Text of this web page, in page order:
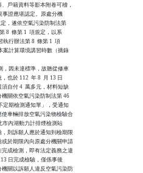
、戶籍資料等影本附卷可稽，
規事證應堪認定。原處分機
定，遂依空氣污染防制法第
8  條第 1  項規定，以系
行辦法第 8  條第 1  項
案計算環境講習時數（摘錄
，因未達標準，故聽從修車
於 112  年 8  月 13 日
自付 4  萬多元，材料短缺
機關依空氣污染防制法第 46
定期檢測通知單」，受通知
使車輛排放空氣污染物檢驗合
北市內湖動力計排煙檢測站
，則訴願人應於通知到檢期限
或於期限內向原處分機關申請
完成檢測，即有法定義務之違
13 日完成檢驗，僅係事後
機關以訴願人違反空氣污染防